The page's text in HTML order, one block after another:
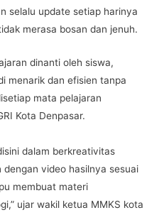
selalu update setiap harinya
merasa bosan dan jenuh.
dinanti oleh siswa,
menarik dan efisien tanpa
mata pelajaran
Kota Denpasar.
dalam berkreativitas
video hasilnya sesuai
membuat materi
ujar wakil ketua MMKS kota